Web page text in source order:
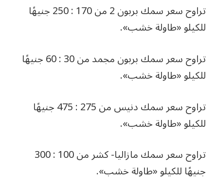
تراوح سعر سمك بربون 2 من 170 : 250 جنيهًا
للكيلو «طاولة خشب».
تراوح سعر سمك بربون مجمد من 30 : 60 جنيهًا
للكيلو «طاولة خشب».
تراوح سعر سمك دنيس من 275 : 475 جنيهًا
للكيلو «طاولة خشب».
تراوح سعر سمك مازاليا- كشر من 100 : 300
جنيهًا للكيلو «طاولة خشب».